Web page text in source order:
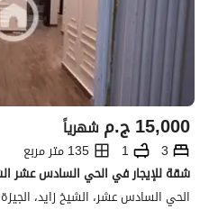
ج.م15,000 شهرياً
3
1
135 متر مربع
الحي السادس عشر، الشيخ زايد، الجيزة